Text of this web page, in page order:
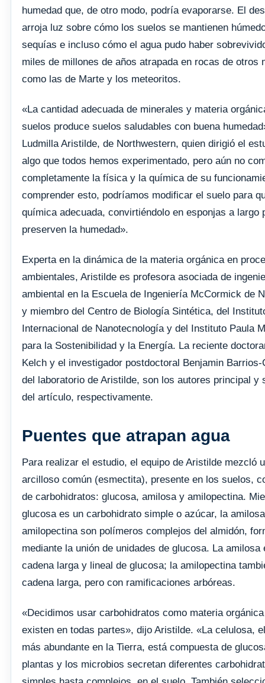
humedad que, de otro modo, podría evaporarse. El
arroja luz sobre cómo los suelos se mantienen
sequías e incluso cómo el agua pudo haber
miles de millones de años atrapada en rocas de otros
como las de Marte y los meteoritos.
«La cantidad adecuada de minerales y materia
suelos produce suelos saludables con buena
Ludmilla Aristilde, de Northwestern, quien dirigió el
algo que todos hemos experimentado, pero aún no
completamente la física y la química de su
comprender esto, podríamos modificar el suelo para
química adecuada, convirtiéndolo en esponjas a largo
preserven la humedad».
Experta en la dinámica de la materia orgánica en
ambientales, Aristilde es profesora asociada de
ambiental en la Escuela de Ingeniería McCormick de
y miembro del Centro de Biología Sintética, del
Internacional de Nanotecnología y del Instituto Paula
para la Sostenibilidad y la Energía. La reciente
Kelch y el investigador postdoctoral Benjamin Barrios-
del laboratorio de Aristilde, son los autores principal y
del artículo, respectivamente.
Puentes que atrapan agua
Para realizar el estudio, el equipo de Aristilde mezcló
arcilloso común (esmectita), presente en los suelos,
de carbohidratos: glucosa, amilosa y amilopectina.
glucosa es un carbohidrato simple o azúcar, la
amilopectina son polímeros complejos del almidón,
mediante la unión de unidades de glucosa. La amilosa
cadena larga y lineal de glucosa; la amilopectina
cadena larga, pero con ramificaciones arbóreas.
«Decidimos usar carbohidratos como materia
existen en todas partes», dijo Aristilde. «La celulosa,
más abundante en la Tierra, está compuesta de
plantas y los microbios secretan diferentes